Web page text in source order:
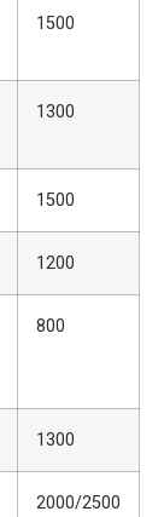
1500
1300
1500
1200
800
1300
2000/2500